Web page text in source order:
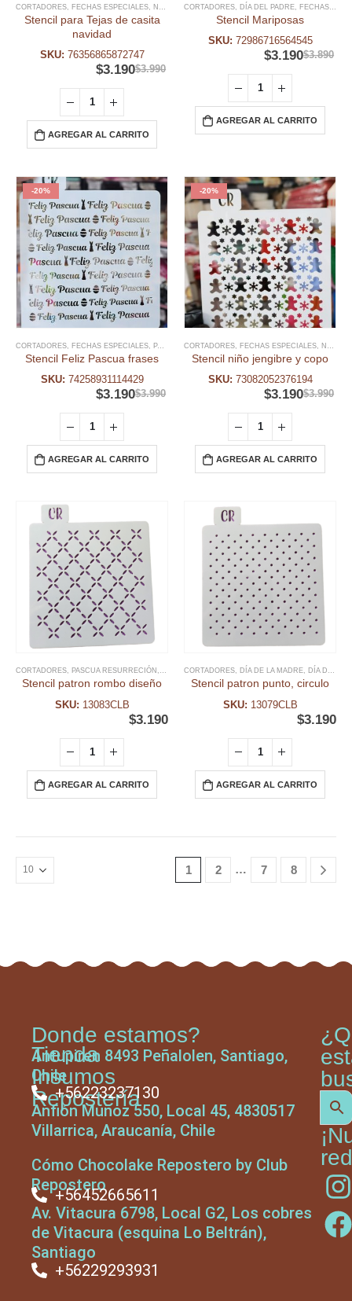
CORTADORES FECHAS ESPECIALES NAVIDAD ,STENCIL NAVIDAD,STENCIL PLANTILLAS
Stencil para Tejas de casita
navidad
SKU: 76356865872747
$3.990
$3.190
AGREGAR AL CARRITO
CORTADORES DÍA DEL PADRE FECHAS ESPECIALES
Stencil Mariposas
SKU: 72986716564545
$3.890
$3.190
AGREGAR AL CARRITO
-20%
CORTADORES FECHAS ESPECIALES PASCUA RESURRECIÓN , STENCIL PASCUA
Stencil Feliz Pascua frases
SKU: 74258931114429
$3.990
$3.190
AGREGAR AL CARRITO
-20%
CORTADORES FECHAS ESPECIALES NAVIDAD
Stencil niño jengibre y copo
SKU: 73082052376194
$3.990
$3.190
AGREGAR AL CARRITO
CORTADORES, PASCUA RESURRECIÓN , STENCIL PASCUA RESURRECIÓN ,STENCIL
Stencil patron rombo diseño
SKU: 13083CLB
$3.190
AGREGAR AL CARRITO
CORTADORES, DÍA DE LA MADRE, DÍA DEL PADRE
Stencil patron punto, circulo
SKU: 13079CLB
$3.190
AGREGAR AL CARRITO
1 2 … 7 8
Tienda
Insumos
Repostería
Donde estamos?
Antupiren 8493 Peñalolen, Santiago,
Chile
+56223237130
Anfión Muñoz 550, Local 45, 4830517
Villarrica, Araucanía, Chile
Cómo Chocolake Repostero by Club
Repostero
+56452665611
Av. Vitacura 6798, Local G2, Los cobres
de Vitacura (esquina Lo Beltrán),
Santiago
+56229293931